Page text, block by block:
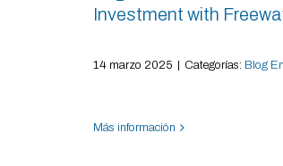
Investment with
14 marzo 2025 | Categorías: Blog En
Más información